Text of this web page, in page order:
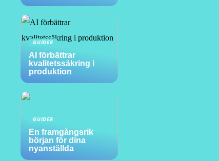
GUIDER
AI förbättrar
kvalitetssäkring i
produktion
GUIDER
En framgångsrik
början för dina
nyanställda